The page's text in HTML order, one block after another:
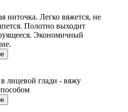
ниточка. Легко вяжется, не
Полотно выходит
Экономичный
лицевой глади - вяжу